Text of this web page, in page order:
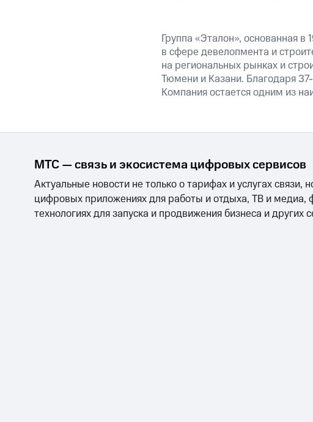
Группа «Эталон», основанная
в сфере девелопмента и
на региональных рынках и
Тюмени и Казани. Благодаря
Компания остается одним из
МТС — связь и экосистема цифровых сервисов
Актуальные новости не только о тарифах и услугах связи,
цифровых приложениях для работы и отдыха, ТВ и медиа,
технологиях для запуска и продвижения бизнеса и других